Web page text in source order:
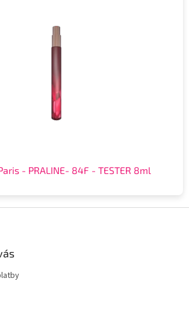
- PRALINE- 84F - TESTER 8ml